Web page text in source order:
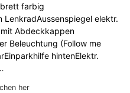
her
farbig
LenkradAussenspiegel elektr.
Abdeckkappen
Beleuchtung (Follow me
hintenElektr.